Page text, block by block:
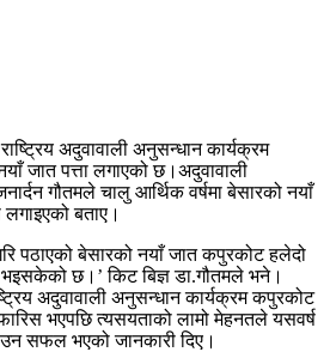
अदुवावाली अनुसन्धान कार्यक्रम
जात पत्ता लगाएको छ।अदुवावाली
गौतमले चालु आर्थिक वर्षमा बेसारको नयाँ
बताए।
पठाएको बेसारको नयाँ जात कपुरकोट हलेदो
छ।’ किट बिज्ञ डा.गौतमले भने।
अदुवावाली अनुसन्धान कार्यक्रम कपुरकोट
भएपछि त्यसयताको लामो मेहनतले यसवर्ष
सफल भएको जानकारी दिए।